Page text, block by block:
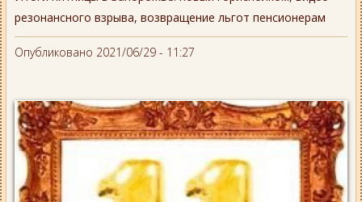
резонансного взрыва, возвращение льгот пенсионерам
Опубликовано 2021/06/29 - 11:27